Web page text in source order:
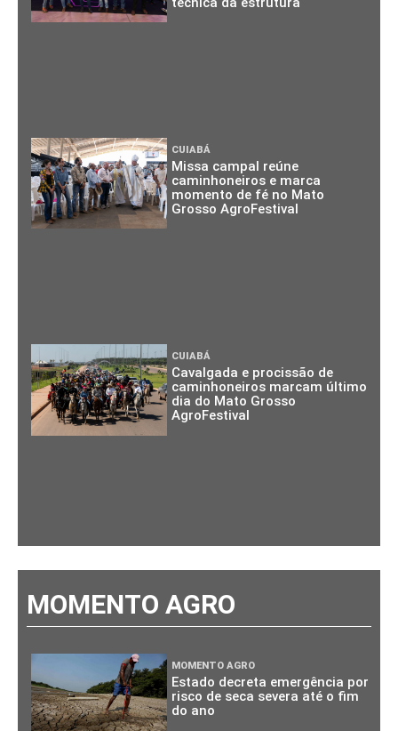
CUIABÁ
Missa campal reúne
caminhoneiros e marca
momento de fé no Mato
Grosso AgroFestival
CUIABÁ
Cavalgada e procissão de
caminhoneiros marcam último
dia do Mato Grosso
AgroFestival
MOMENTO AGRO
MOMENTO AGRO
Estado decreta emergência por
risco de seca severa até o fim
do ano